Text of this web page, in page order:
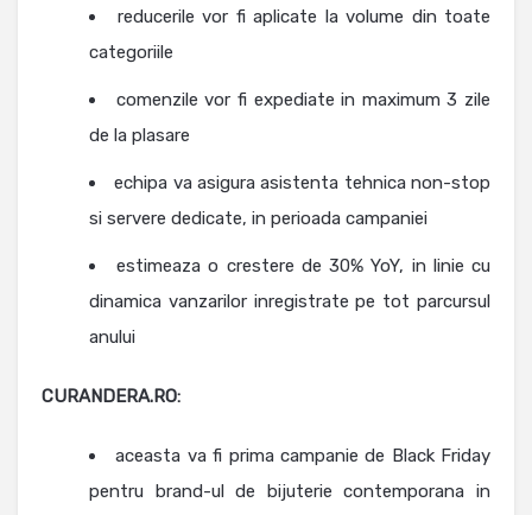
reducerile vor fi aplicate la volume din toate
categoriile
comenzile vor fi expediate in maximum 3 zile
de la plasare
echipa va asigura asistenta tehnica non-stop
si servere dedicate, in perioada campaniei
estimeaza o crestere de 30% YoY, in linie cu
dinamica vanzarilor inregistrate pe tot parcursul
anului
CURANDERA.RO:
aceasta va fi prima campanie de Black Friday
pentru brand-ul de bijuterie contemporana in